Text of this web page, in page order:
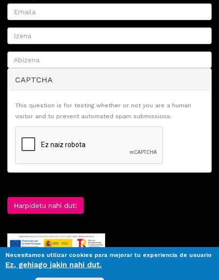
CAPTCHA
This question is for testing whether or not you are a human
visitor and to prevent automated spam submissions.
Harpidetu nahi dut!
Necesitamos utilizar cookies para mejorar tu experiencia de usuario
Ez, gehiago jakin nahi dut.